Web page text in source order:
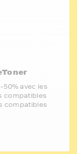
avec les
compatibles
compatibles